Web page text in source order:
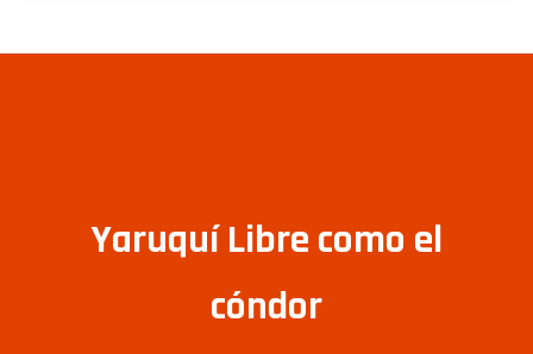
Yaruquí Libre como el
cóndor